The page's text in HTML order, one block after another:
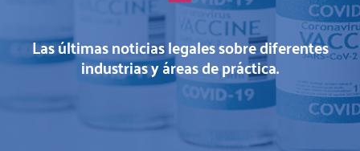
Las últimas noticias legales sobre diferentes
industrias y áreas de práctica.